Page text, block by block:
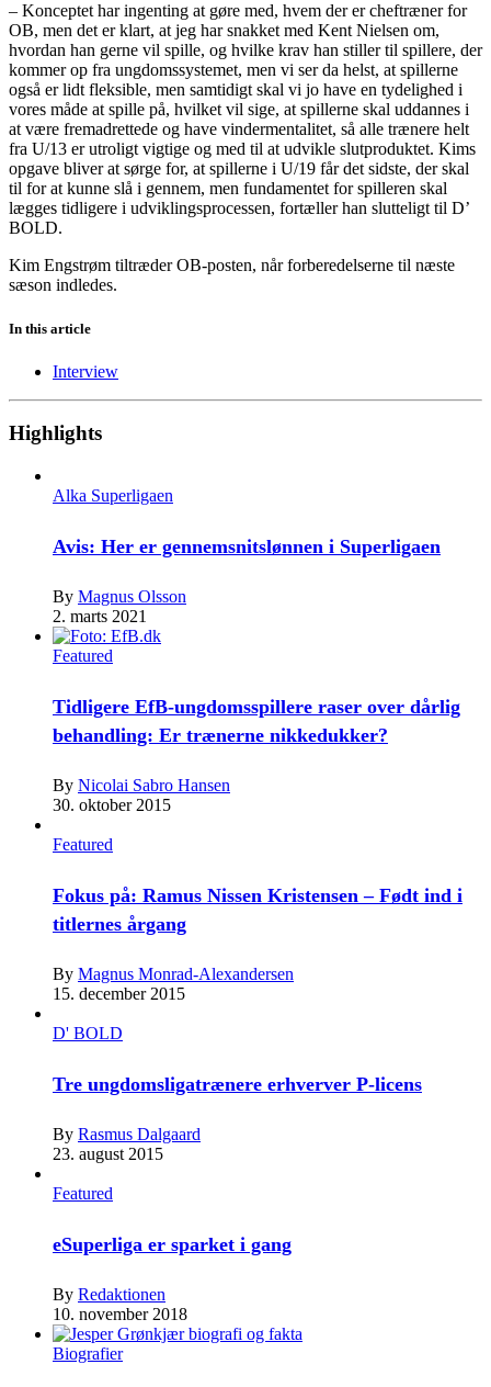
– Konceptet har ingenting at gøre med, hvem der er cheftræner for
OB, men det er klart, at jeg har snakket med Kent Nielsen om,
hvordan han gerne vil spille, og hvilke krav han stiller til spillere, der
kommer op fra ungdomssystemet, men vi ser da helst, at spillerne
også er lidt fleksible, men samtidigt skal vi jo have en tydelighed i
vores måde at spille på, hvilket vil sige, at spillerne skal uddannes i
at være fremadrettede og have vindermentalitet, så alle trænere helt
fra U/13 er utroligt vigtige og med til at udvikle slutproduktet. Kims
opgave bliver at sørge for, at spillerne i U/19 får det sidste, der skal
til for at kunne slå i gennem, men fundamentet for spilleren skal
lægges tidligere i udviklingsprocessen, fortæller han slutteligt til D’
BOLD.
Kim Engstrøm tiltræder OB-posten, når forberedelserne til næste
sæson indledes.
In this article
Interview
Highlights
Alka Superligaen
Avis: Her er gennemsnitslønnen i Superligaen
By Magnus Olsson
2. marts 2021
Featured
Tidligere EfB-ungdomsspillere raser over dårlig
behandling: Er trænerne nikkedukker?
By Nicolai Sabro Hansen
30. oktober 2015
Featured
Fokus på: Ramus Nissen Kristensen – Født ind i
titlernes årgang
By Magnus Monrad-Alexandersen
15. december 2015
D' BOLD
Tre ungdomsligatrænere erhverver P-licens
By Rasmus Dalgaard
23. august 2015
Featured
eSuperliga er sparket i gang
By Redaktionen
10. november 2018
Biografier